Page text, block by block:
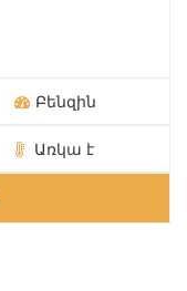
Բենզին
Առկա է